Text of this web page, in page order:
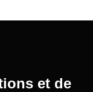
et de